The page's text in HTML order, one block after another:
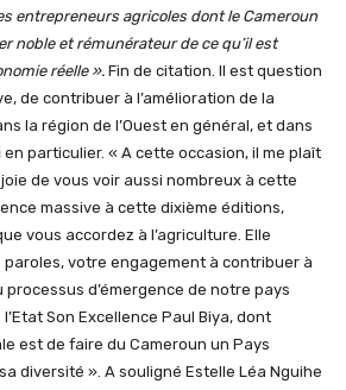
entrepreneurs agricoles dont le Cameroun
noble et rémunérateur de ce qu’il est
réelle ». Fin de citation. Il est question
de contribuer à l’amélioration de la
la région de l’Ouest en général, et dans
particulier. « A cette occasion, il me plaît
de vous voir aussi nombreux à cette
massive à cette dixième éditions,
vous accordez à l’agriculture. Elle
paroles, votre engagement à contribuer à
processus d’émergence de notre pays
Son Excellence Paul Biya, dont
est de faire du Cameroun un Pays
diversité ». A souligné Estelle Léa Nguihe